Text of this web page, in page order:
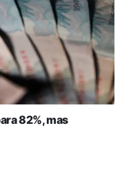
82%, mas